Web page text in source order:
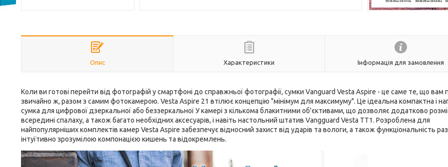
Опис Характеристики Інформація для замовлення
Коли ви готові перейти від фотографій у смартфоні до справжньої фотографії, сумки Vanguard Vesta Aspire - це саме те, що вам
звичайно ж, разом з самим фотокамерою. Vesta Aspire 21 втілює концепцію "мінімум для максимуму". Це ідеальна компактна і
сумка для цифрової дзеркальної або беззеркальної У камері з кількома блакитними об'єктивами, що дозволяє додатково
всередині спалаху, а також багато необхідних аксесуарів, і навіть настольний штатив Vangguard Vesta TT1. Розроблена для
найпопулярніших комплектів камер Vesta Aspire забезпечує відносний захист від ударів та вологи, а також функціональність
інтуїтивно зрозумілою компонацією кишень та відокремлень.